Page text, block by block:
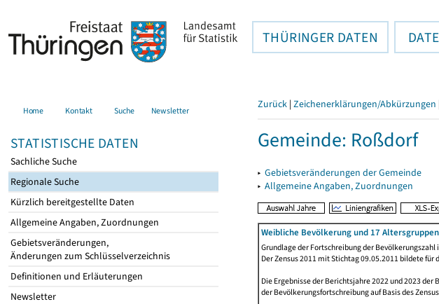
THÜRINGER DATEN
Home Kontakt Suche Newsletter
STATISTISCHE DATEN
Sachliche Suche
Regionale Suche
Kürzlich bereitgestellte Daten
Allgemeine Angaben, Zuordnungen
Gebietsveränderungen,
Änderungen zum Schlüsselverzeichnis
Definitionen und Erläuterungen
Newsletter
Zurück | Zeichenerklärungen/Abkürzungen
Gemeinde: Roßdorf
▸ Gebietsveränderungen der Gemeinde
▸ Allgemeine Angaben, Zuordnungen
Weibliche Bevölkerung und 17 Altersgruppen
Grundlage der Fortschreibung der
Der Zensus 2011 mit Stichtag 09.05.2011 bildete
Die Ergebnisse der Berichtsjahre 2022 und 2023
der Bevölkerungsfortschreibung auf Basis des